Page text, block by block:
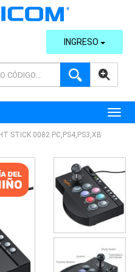
AVANZADA
INGRESO
STICK 0082 PC,PS4,PS3,XB